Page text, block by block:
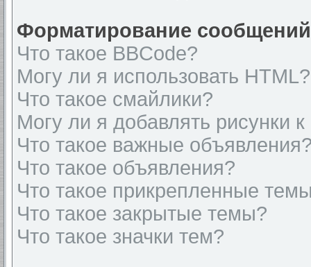
Форматирование
Что такое BBCode?
Могу ли я использовать HTML?
Что такое смайлики?
Могу ли я добавлять рисунки
Что такое важные
Что такое объявления?
Что такое прикрепленные
Что такое закрытые темы?
Что такое значки тем?